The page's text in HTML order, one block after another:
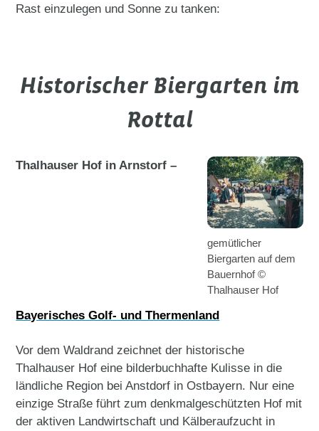
Rast einzulegen und Sonne zu tanken:
Historischer Biergarten im
Rottal
gemütlicher
Biergarten auf dem
Bauernhof ©
Thalhauser Hof
Thalhauser Hof in Arnstorf –
Bayerisches Golf- und Thermenland
Vor dem Waldrand zeichnet der historische
Thalhauser Hof eine bilderbuchhafte Kulisse in die
ländliche Region bei Anstdorf in Ostbayern. Nur eine
einzige Straße führt zum denkmalgeschützten Hof mit
der aktiven Landwirtschaft und Kälberaufzucht in